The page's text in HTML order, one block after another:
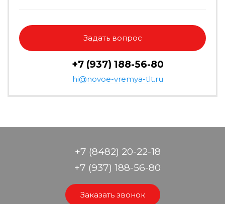
Задать вопрос
+7 (937) 188-56-80
hi@novoe-vremya-tlt.ru
+7 (8482) 20-22-18
+7 (937) 188-56-80
Заказать звонок